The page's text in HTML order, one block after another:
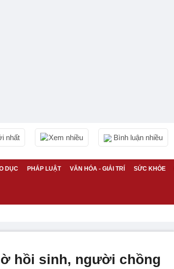
nhất Xem nhiều Bình luận nhiều
DỤC PHÁP LUẬT VĂN HÓA - GIẢI TRÍ SỨC KHỎE
hồi sinh, người chồng